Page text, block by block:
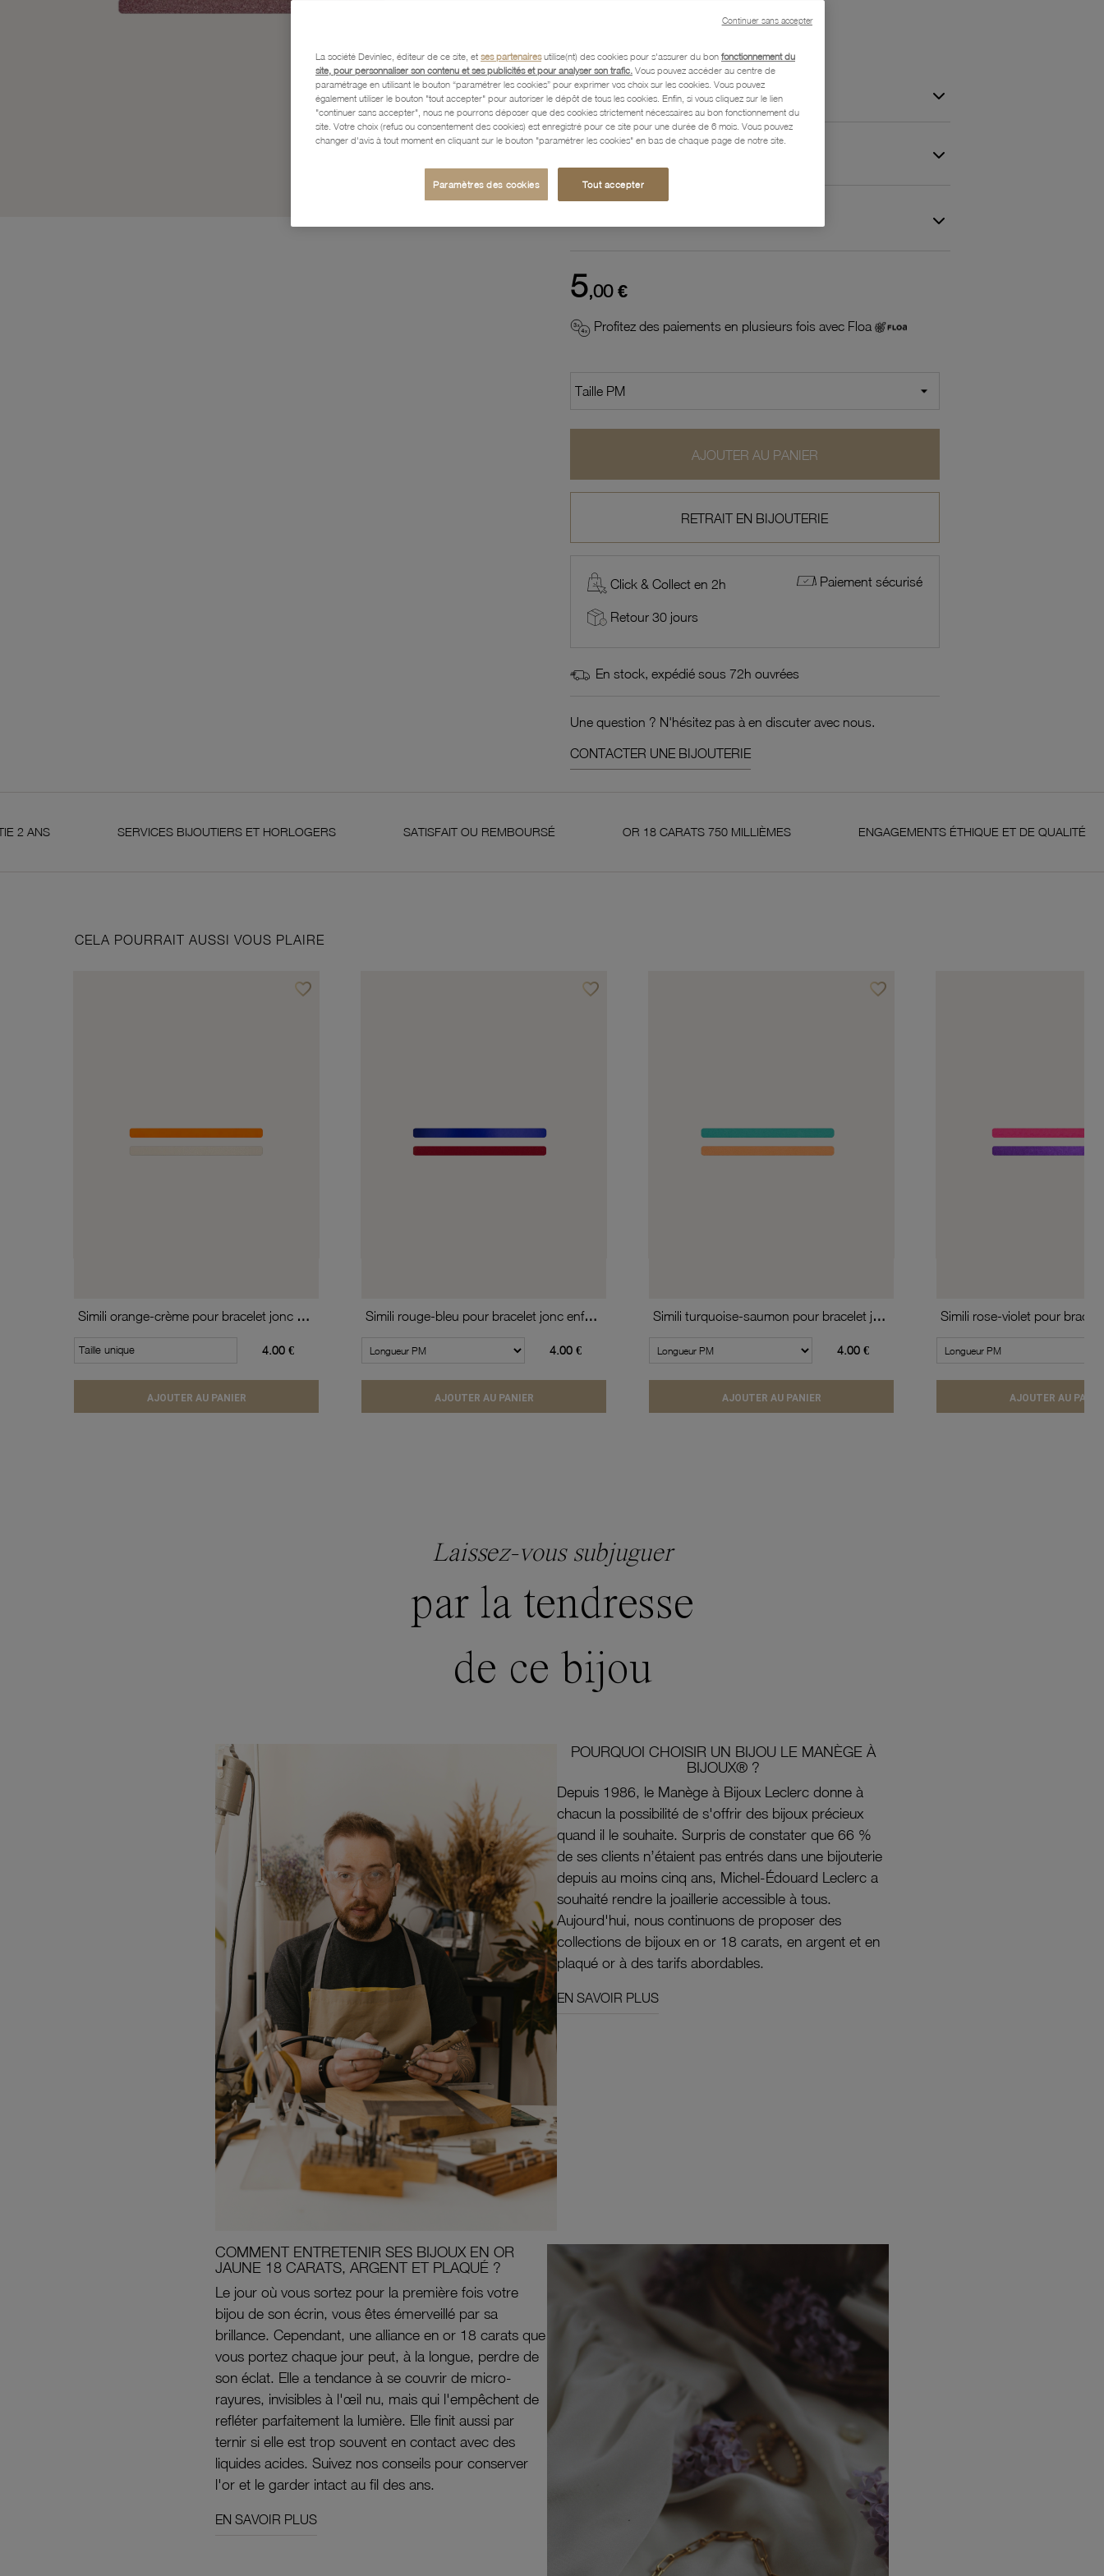
Description
5,00 €
Profitez des paiements en plusieurs fois avec Floa
AJOUTER AU PANIER
RETRAIT EN BIJOUTERIE
Click & Collect en 2h Paiement sécurisé
Retour 30 jours
En stock, expédié sous 72h ouvrées
Une question ? N'hésitez pas à en discuter avec nous.
CONTACTER UNE BIJOUTERIE
SERVICES BIJOUTIERS ET HORLOGERS SATISFAIT OU REMBOURSÉ OR 18 CARATS 750 MILLIÈMES ENGAGEMENTS ÉTHIQUE ET DE QUALITÉ
CELA POURRAIT AUSSI VOUS PLAIRE
favorite_borderAjouter à vos favoris
Simili orange-crème pour bracelet jonc enfant Méli Versa, 10mm
Taille unique 4.00 €
AJOUTER AU PANIER
favorite_borderAjouter à vos favoris
Simili rouge-bleu pour bracelet jonc enfant Méli Versa, 10mm
4.00 €
AJOUTER AU PANIER
favorite_borderAjouter à vos favoris
Simili turquoise-saumon pour bracelet jonc enfant Méli Versa, 10mm
4.00 €
AJOUTER AU PANIER AJOUTER AU
Laissez-vous subjuguer
par la tendresse
de ce bijou
POURQUOI CHOISIR UN BIJOU LE MANÈGE À
BIJOUX® ?
Depuis 1986, le Manège à Bijoux Leclerc donne à
chacun la possibilité de s'offrir des bijoux précieux
quand il le souhaite. Surpris de constater que 66 %
de ses clients n’étaient pas entrés dans une bijouterie
depuis au moins cinq ans, Michel-Édouard Leclerc a
souhaité rendre la joaillerie accessible à tous.
Aujourd'hui, nous continuons de proposer des
collections de bijoux en or 18 carats, en argent et en
plaqué or à des tarifs abordables.
EN SAVOIR PLUS
COMMENT ENTRETENIR SES BIJOUX EN OR
JAUNE 18 CARATS, ARGENT ET PLAQUÉ ?
Le jour où vous sortez pour la première fois votre
bijou de son écrin, vous êtes émerveillé par sa
brillance. Cependant, une alliance en or 18 carats que
vous portez chaque jour peut, à la longue, perdre de
son éclat. Elle a tendance à se couvrir de micro-
rayures, invisibles à l'œil nu, mais qui l'empêchent de
refléter parfaitement la lumière. Elle finit aussi par
ternir si elle est trop souvent en contact avec des
liquides acides. Suivez nos conseils pour conserver
l'or et le garder intact au fil des ans.
EN SAVOIR PLUS
La société Devinlec, éditeur de ce site, et ses partenairesutilise(nt) des cookies pour s'assurer du bon fonctionnement du
site, pour personnaliser son contenu et ses publicités et pour analyser son trafic. Vous pouvez accéder au centre de
paramétrage en utilisant le bouton “paramétrer les cookies” pour exprimer vos choix sur les cookies. Vous pouvez
également utiliser le bouton "tout accepter" pour autoriser le dépôt de tous les cookies. Enfin, si vous cliquez sur le lien
"continuer sans accepter", nous ne pourrons déposer que des cookies strictement nécessaires au bon fonctionnement du
site. Votre choix (refus ou consentement des cookies) est enregistré pour ce site pour une durée de 6 mois. Vous pouvez
changer d'avis à tout moment en cliquant sur le bouton "paramétrer les cookies" en bas de chaque page de notre site.
Paramètres des cookies Tout accepter
Continuer sans accepter